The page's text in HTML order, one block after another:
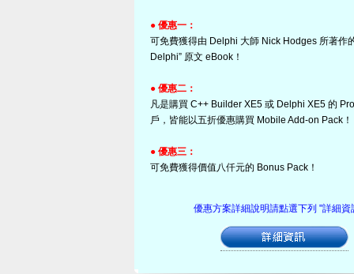
● 優惠一：
可免費獲得由 Delphi 大師 Nick Hodges 所著作
Delphi” 原文 eBook！
● 優惠二：
凡是購買 C++ Builder XE5 或 Delphi XE5 的
戶，皆能以五折優惠購買 Mobile Add-on Pack！
● 優惠三：
可免費獲得價值八仟元的 Bonus Pack！
優惠方案詳細說明請點選下列 "詳細資